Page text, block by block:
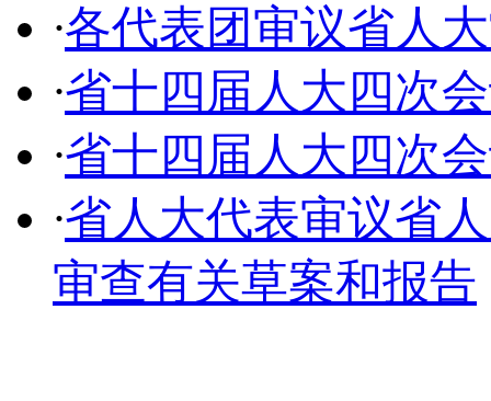
·各代表团审议省人
·省十四届人大四次
·省十四届人大四次
·省人大代表审议省
审查有关草案和报告